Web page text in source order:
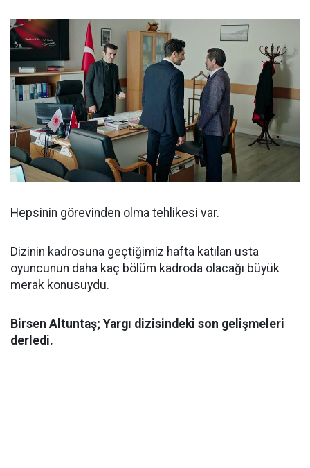
Hepsinin görevinden olma tehlikesi var.
Dizinin kadrosuna geçtiğimiz hafta katılan usta
oyuncunun daha kaç bölüm kadroda olacağı büyük
merak konusuydu.
Birsen Altuntaş; Yargı dizisindeki son gelişmeleri
derledi.